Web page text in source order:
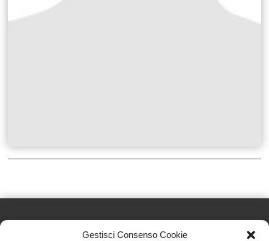
Gestisci Consenso Cookie